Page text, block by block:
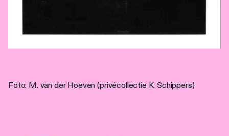
Foto: M. van der Hoeven (privécollectie K. Schippers)